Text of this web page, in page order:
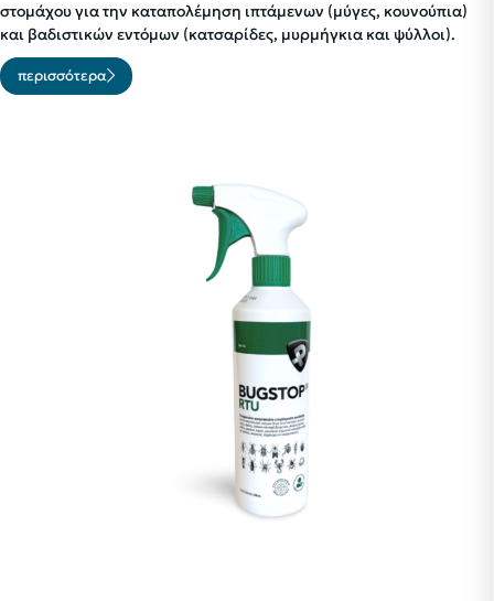
στομάχου για την καταπολέμηση ιπτάμενων (μύγες, κουνούπια)
και βαδιστικών εντόμων (κατσαρίδες, μυρμήγκια και ψύλλοι).
περισσότερα